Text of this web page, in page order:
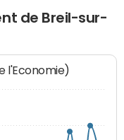
de Breil-sur-
l'Economie)